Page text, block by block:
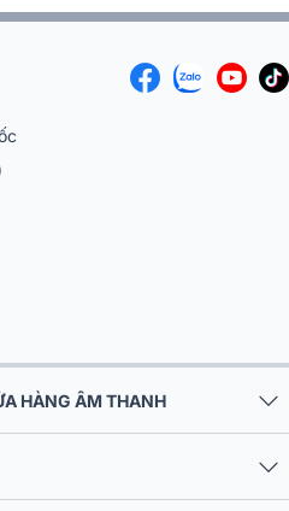
đẩy công suất, vang số (mixer)...
chiếc loa khi được ghép lại sát
HÀNG ÂM THANH